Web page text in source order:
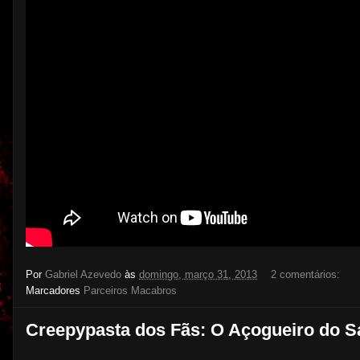
Por Gabriel Azevedo às domingo, março 31, 2013
2 comentários:
Marcadores Parceiros Macabros
Creepypasta dos Fãs: O Açogueiro do